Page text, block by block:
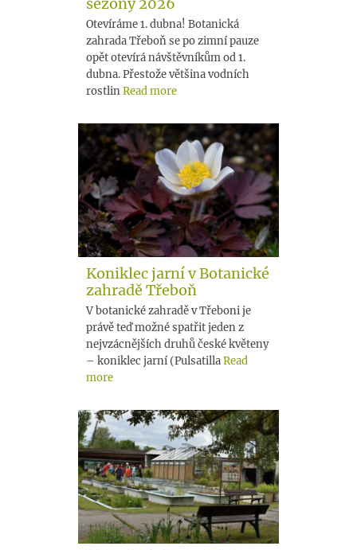
Otevíráme 1. dubna! Botanická
zahrada Třeboň se po zimní pauze
opět otevírá návštěvníkům od 1.
dubna. Přestože většina vodních
rostlinRead more
Koniklec jarní v Botanické
zahradě Třeboň
V botanické zahradě v Třeboni je
právě teď možné spatřit jeden z
nejvzácnějších druhů české květeny
– koniklec jarní (PulsatillaRead
more